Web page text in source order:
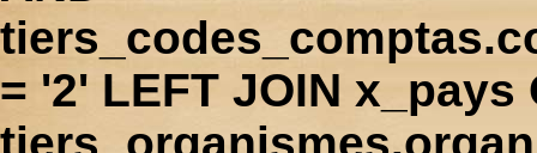
= '2' LEFT JOIN